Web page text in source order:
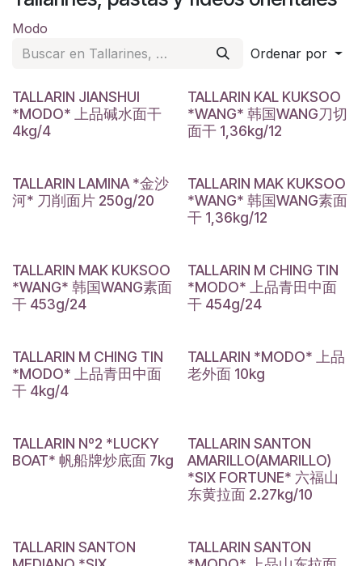
Modo
Ordenar por
TALLARIN JIANSHUI
*MODO* 上品碱水面干
4kg/4
TALLARIN KAL KUKSOO
*WANG* 韩国WANG刀切
面干 1,36kg/12
TALLARIN LAMINA *金沙
河* 刀削面片 250g/20
TALLARIN MAK KUKSOO
*WANG* 韩国WANG素面
干 1,36kg/12
TALLARIN MAK KUKSOO
*WANG* 韩国WANG素面
干 453g/24
TALLARIN M CHING TIN
*MODO* 上品青田中面
干 454g/24
TALLARIN M CHING TIN
*MODO* 上品青田中面
干 4kg/4
TALLARIN *MODO* 上品
老外面 10kg
TALLARIN Nº2 *LUCKY
BOAT* 帆船牌炒底面 7kg
TALLARIN SANTON
AMARILLO(AMARILLO)
*SIX FORTUNE* 六福山
东黄拉面 2.27kg/10
TALLARIN SANTON
TALLARIN SANTON